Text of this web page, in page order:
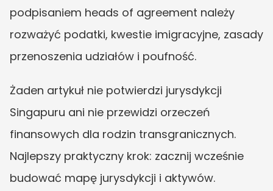
podpisaniem heads of agreement należy
rozważyć podatki, kwestie imigracyjne, zasady
przenoszenia udziałów i poufność.
Żaden artykuł nie potwierdzi jurysdykcji
Singapuru ani nie przewidzi orzeczeń
finansowych dla rodzin transgranicznych.
Najlepszy praktyczny krok: zacznij wcześnie
budować mapę jurysdykcji i aktywów.